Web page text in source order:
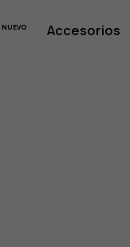
Accesorios